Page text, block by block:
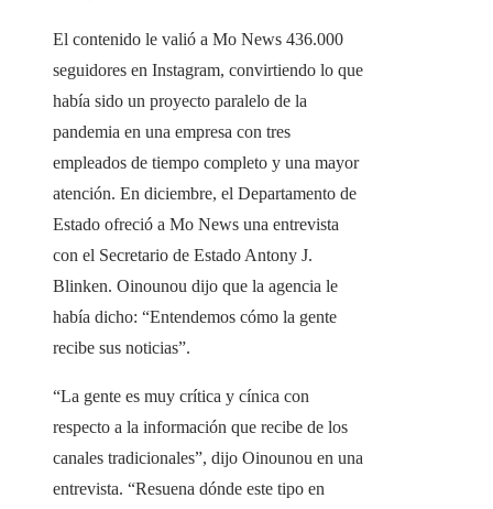
El contenido le valió a Mo News 436.000
seguidores en Instagram, convirtiendo lo que
había sido un proyecto paralelo de la
pandemia en una empresa con tres
empleados de tiempo completo y una mayor
atención. En diciembre, el Departamento de
Estado ofreció a Mo News una entrevista
con el Secretario de Estado Antony J.
Blinken. Oinounou dijo que la agencia le
había dicho: “Entendemos cómo la gente
recibe sus noticias”.
“La gente es muy crítica y cínica con
respecto a la información que recibe de los
canales tradicionales”, dijo Oinounou en una
entrevista. “Resuena dónde este tipo en